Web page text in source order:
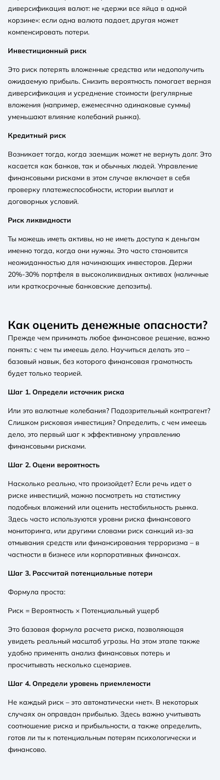
диверсификация валют: не «держи все яйца в одной
корзине»: если одна валюта падает, другая может
компенсировать потери.
Инвестиционный риск
Это риск потерять вложенные средства или недополучить
ожидаемую прибыль. Снизить вероятность помогает верная
диверсификация и усреднение стоимости (регулярные
вложения (например, ежемесячно одинаковые суммы)
уменьшают влияние колебаний рынка).
Кредитный риск
Возникает тогда, когда заемщик может не вернуть долг. Это
касается как банков, так и обычных людей. Управление
финансовыми рисками в этом случае включает в себя
проверку платежеспособности, истории выплат и
договорных условий.
Риск ликвидности
Ты можешь иметь активы, но не иметь доступа к деньгам
именно тогда, когда они нужны. Это часто становится
неожиданностью для начинающих инвесторов. Держи
20%-30% портфеля в высоколиквидных активах (наличные
или краткосрочные банковские депозиты).
Как оценить денежные опасности?
Прежде чем принимать любое финансовое решение, важно
понять: с чем ты имеешь дело. Научиться делать это –
базовый навык, без которого финансовая грамотность
будет только теорией.
Шаг 1. Определи источник риска
Или это валютные колебания? Подозрительный контрагент?
Слишком рисковая инвестиция? Определить, с чем имеешь
дело, это первый шаг к эффективному управлению
финансовыми рисками.
Шаг 2. Оцени вероятность
Насколько реально, что произойдет? Если речь идет о
риске инвестиций, можно посмотреть на статистику
подобных вложений или оценить нестабильность рынка.
Здесь часто используются уровни риска финансового
мониторинга, или другими словами риск санкций из-за
отмывания средств или финансирования терроризма – в
частности в бизнесе или корпоративных финансах.
Шаг 3. Рассчитай потенциальные потери
Формула проста:
Риск = Вероятность × Потенциальный ущерб
Это базовая формула расчета риска, позволяющая
увидеть реальный масштаб угрозы. На этом этапе также
удобно применять анализ финансовых потерь и
просчитывать несколько сценариев.
Шаг 4. Определи уровень приемлемости
Не каждый риск – это автоматически «нет». В некоторых
случаях он оправдан прибылью. Здесь важно учитывать
соотношение риска и прибыльности, а также определить,
готов ли ты к потенциальным потерям психологически и
финансово.